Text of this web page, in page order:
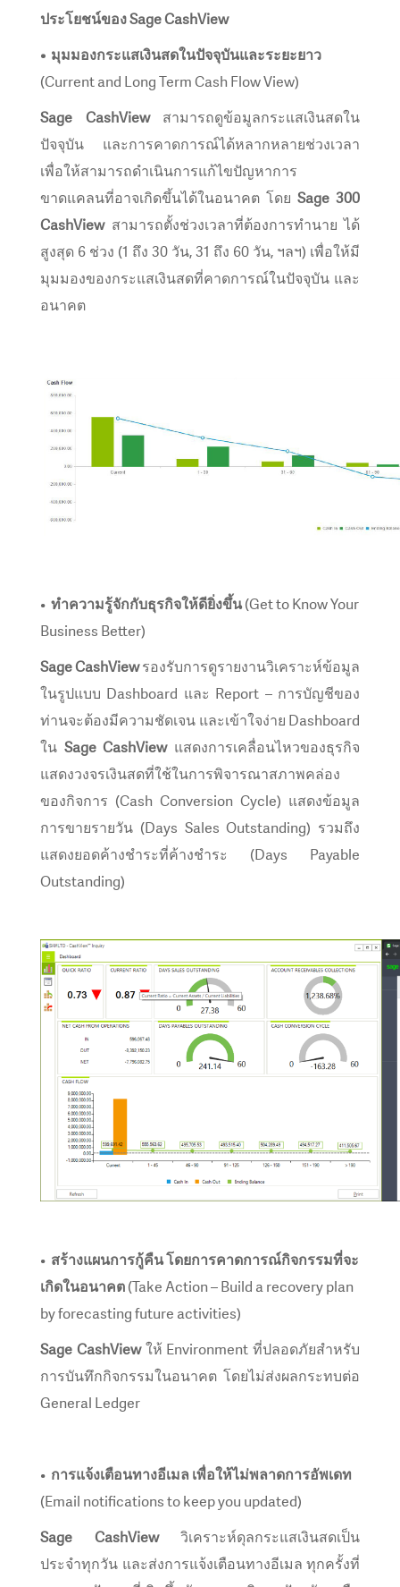
ประโยชน์ของ Sage CashView
• มุมมองกระแสเงินสดในปัจจุบันและระยะยาว
(Current and Long Term Cash Flow View)
Sage CashViewสามารถดูข้อมูลกระแสเงินสดใน
ปัจจุบัน และการคาดการณ์ได้หลากหลายช่วงเวลา
เพื่อให้สามารถดำเนินการแก้ไขปัญหาการ
ขาดแคลนที่อาจเกิดขึ้นได้ในอนาคต โดย Sage 300
CashViewสามารถตั้งช่วงเวลาที่ต้องการทำนาย ได้
สูงสุด 6 ช่วง (1 ถึง 30 วัน, 31 ถึง 60 วัน, ฯลฯ) เพื่อให้มี
มุมมองของกระแสเงินสดที่คาดการณ์ในปัจจุบัน และ
อนาคต
• ทำความรู้จักกับธุรกิจให้ดียิ่งขึ้น(Get to Know Your
Business Better)
Sage CashViewรองรับการดูรายงานวิเคราะห์ข้อมูล
ในรูปแบบ Dashboard และ Report – การบัญชีของ
ท่านจะต้องมีความชัดเจน และเข้าใจง่าย Dashboard
ใน Sage CashViewแสดงการเคลื่อนไหวของธุรกิจ
แสดงวงจรเงินสดที่ใช้ในการพิจารณาสภาพคล่อง
ของกิจการ (Cash Conversion Cycle) แสดงข้อมูล
การขายรายวัน (Days Sales Outstanding) รวมถึง
แสดงยอดค้างชำระที่ค้างชำระ (Days Payable
Outstanding)
• สร้างแผนการกู้คืน โดยการคาดการณ์กิจกรรมที่จะ
เกิดในอนาคต(Take Action – Build a recovery plan
by forecasting future activities)
Sage CashViewให้ Environment ที่ปลอดภัยสำหรับ
การบันทึกกิจกรรมในอนาคต โดยไม่ส่งผลกระทบต่อ
General Ledger
• การแจ้งเตือนทางอีเมล เพื่อให้ไม่พลาดการอัพเดท
(Email notifications to keep you updated)
Sage CashViewวิเคราะห์ดุลกระแสเงินสดเป็น
ประจำทุกวัน และส่งการแจ้งเตือนทางอีเมล ทุกครั้งที่